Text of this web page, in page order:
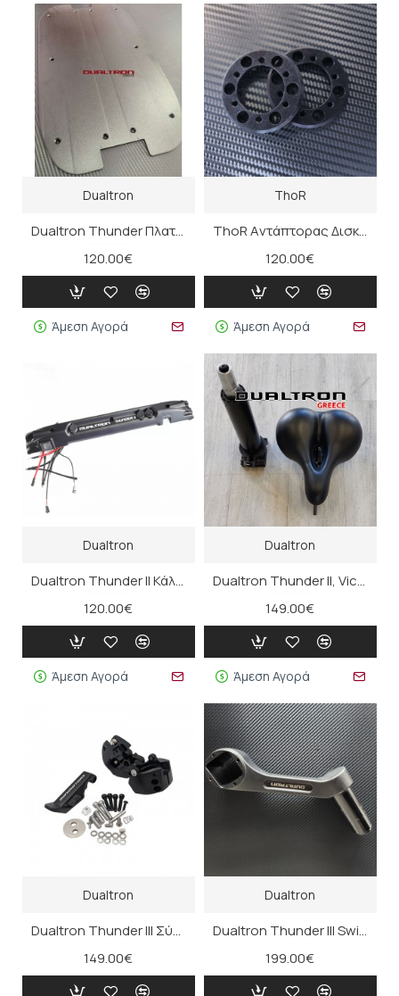
Dualtron
Dualtron Thunder Πλατφόρμα
120.00€
Άμεση Αγορά
ThoR
ThoR Aντάπτορας Δισκόπλακας για Thunder / Ultra (ζευγ.)
120.00€
Άμεση Αγορά
Dualtron
Dualtron Thunder II Κάλυμμα Σασί Δεξιάς Πλευράς
120.00€
Άμεση Αγορά
Dualtron
Dualtron Thunder II, Victor Κιτ Σέλας
149.00€
Άμεση Αγορά
Dualtron
Dualtron Thunder III Σύστημα Αναδίπλωσης
149.00€
Dualtron
Dualtron Thunder III Swing Arm
199.00€